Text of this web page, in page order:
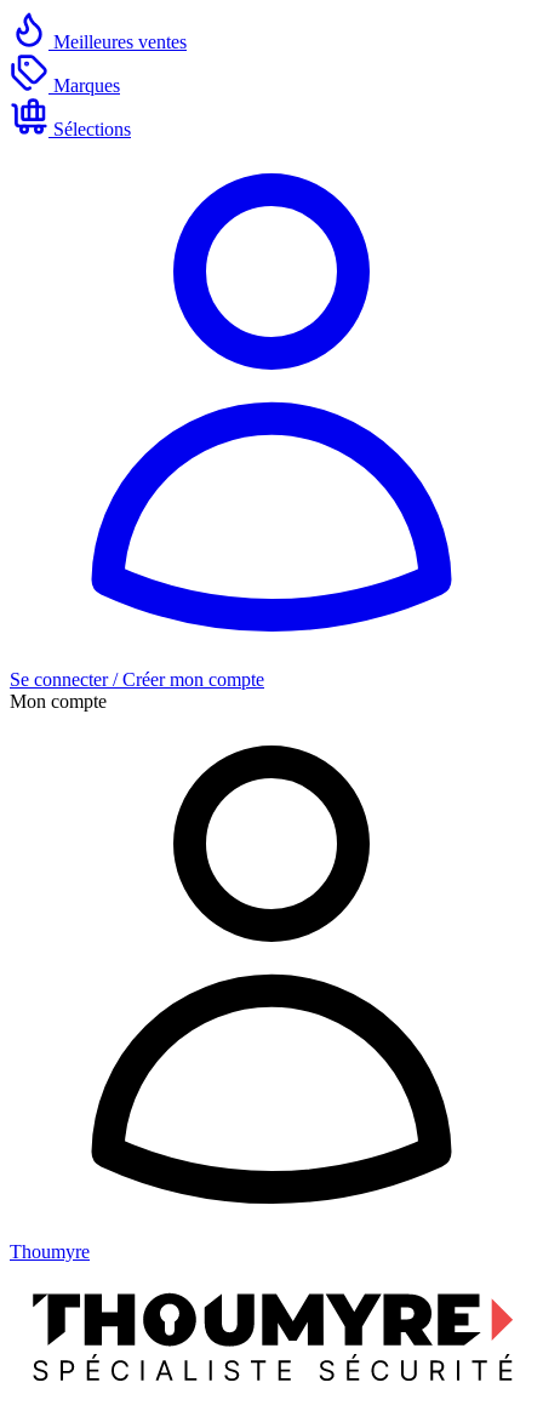
Meilleures ventes
Marques
Sélections
Se connecter / Créer mon compte
Mon compte
Thoumyre